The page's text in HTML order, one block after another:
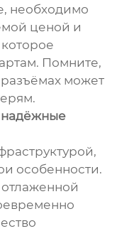
необходимо
ценой и
Помните,
может
надёжные
особенности.